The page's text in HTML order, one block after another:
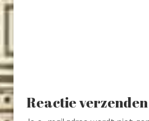
Reactie verzenden